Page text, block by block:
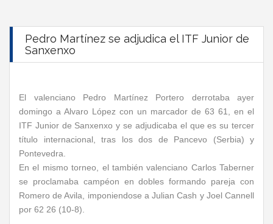
Pedro Martínez se adjudica el ITF Junior de
Sanxenxo
El valenciano Pedro Martínez Portero derrotaba ayer
domingo a Alvaro López con un marcador de 63 61, en el
ITF Junior de Sanxenxo y se adjudicaba el que es su tercer
título internacional, tras los dos de Pancevo (Serbia) y
Pontevedra.
En el mismo torneo, el también valenciano Carlos Taberner
se proclamaba campéon en dobles formando pareja con
Romero de Avila, imponiendose a Julian Cash y Joel Cannell
por 62 26 (10-8).